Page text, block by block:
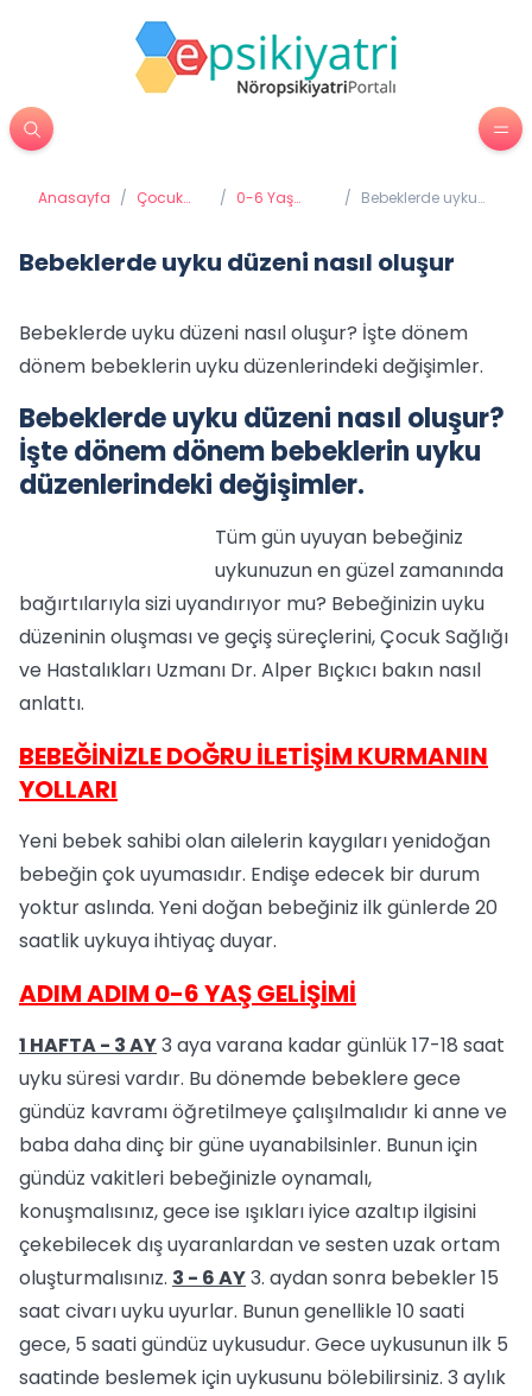
Anasayfa / Çocuk
/ 0-6 Yaş
/ Bebeklerde uyku
Bebeklerde uyku düzeni nasıl oluşur
Bebeklerde uyku düzeni nasıl oluşur? İşte dönem
dönem bebeklerin uyku düzenlerindeki değişimler.
Bebeklerde uyku düzeni nasıl oluşur?
İşte dönem dönem bebeklerin uyku
düzenlerindeki değişimler.
Tüm gün uyuyan bebeğiniz
uykunuzun en güzel zamanında
bağırtılarıyla sizi uyandırıyor mu? Bebeğinizin uyku
düzeninin oluşması ve geçiş süreçlerini, Çocuk Sağlığı
ve Hastalıkları Uzmanı Dr. Alper Bıçkıcı bakın nasıl
anlattı.
BEBEĞİNİZLE DOĞRU İLETİŞİM KURMANIN
YOLLARI
Yeni bebek sahibi olan ailelerin kaygıları yenidoğan
bebeğin çok uyumasıdır. Endişe edecek bir durum
yoktur aslında. Yeni doğan bebeğiniz ilk günlerde 20
saatlik uykuya ihtiyaç duyar.
ADIM ADIM 0-6 YAŞ GELİŞİMİ
1 HAFTA - 3 AY3 aya varana kadar günlük 17-18 saat
uyku süresi vardır. Bu dönemde bebeklere gece
gündüz kavramı öğretilmeye çalışılmalıdır ki anne ve
baba daha dinç bir güne uyanabilsinler. Bunun için
gündüz vakitleri bebeğinizle oynamalı,
konuşmalısınız, gece ise ışıkları iyice azaltıp ilgisini
çekebilecek dış uyaranlardan ve sesten uzak ortam
oluşturmalısınız. 3 - 6 AY3. aydan sonra bebekler 15
saat civarı uyku uyurlar. Bunun genellikle 10 saati
gece, 5 saati gündüz uykusudur. Gece uykusunun ilk 5
saatinde beslemek için uykusunu bölebilirsiniz. 3 aylık